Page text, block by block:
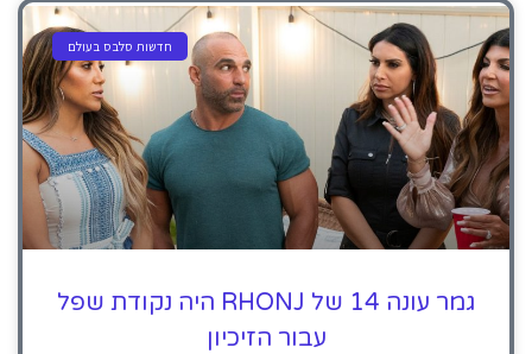
חדשות סלבס בעולם
גמר עונה 14 של RHONJ היה נקודת שפל
עבור הזיכיון